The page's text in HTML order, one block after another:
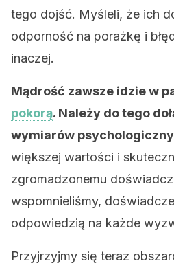
tego dojść. Myśleli, że ich
odporność na porażkę i
inaczej.
Mądrość zawsze idzie w
pokorą. Należy do tego
wymiarów
większej wartości i
zgromadzonemu
wspomnieliśmy,
odpowiedzią na każde
Przyjrzyjmy się teraz